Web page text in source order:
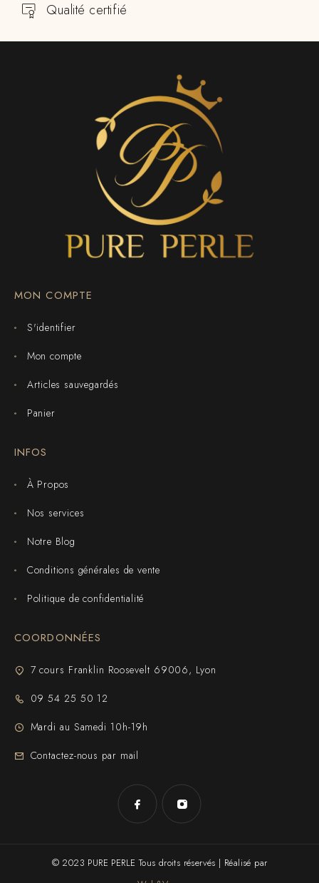
Qualité certifié
MON COMPTE
S'identifier
Mon compte
Articles sauvegardés
Panier
INFOS
À Propos
Nos services
Notre Blog
Conditions générales de vente
Politique de confidentialité
COORDONNÉES
7 cours Franklin Roosevelt 69006, Lyon
09 54 25 50 12
Mardi au Samedi 10h-19h
Contactez-nous par mail
© 2023 PURE PERLE Tous droits réservés | Réalisé par